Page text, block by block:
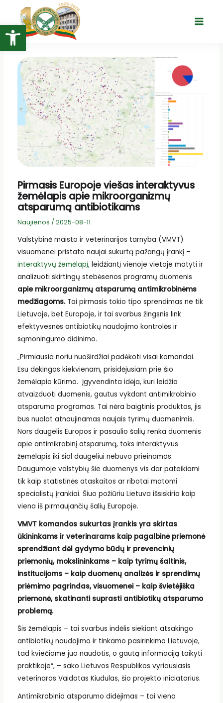
Open toolbar
turinio
Main
Pirmasis Europoje viešas interaktyvus
žemėlapis apie mikroorganizmų
atsparumą antibiotikams
Naujienos / 2025-08-11
Valstybinė maisto ir veterinarijos tarnyba (VMVT)
visuomenei pristato naujai sukurtą pažangų įrankį –
interaktyvų žemėlapį,leidžiantį vienoje vietoje matyti ir
analizuoti skirtingų stebėsenos programų duomenis
apie mikroorganizmų atsparumą antimikrobinėms
medžiagoms.Tai pirmasis tokio tipo sprendimas ne tik
Lietuvoje, bet Europoje, ir tai svarbus žingsnis link
efektyvesnės antibiotikų naudojimo kontrolės ir
sąmoningumo didinimo.
„Pirmiausia noriu nuoširdžiai padėkoti visai komandai.
Esu dėkingas kiekvienam, prisidėjusiam prie šio
žemėlapio kūrimo. Įgyvendinta idėja, kuri leidžia
atvaizduoti duomenis, gautus vykdant antimikrobinio
atsparumo programas. Tai nėra baigtinis produktas, jis
bus nuolat atnaujinamas naujais tyrimų duomenimis.
Nors daugelis Europos ir pasaulio šalių renka duomenis
apie antimikrobinį atsparumą, toks interaktyvus
žemėlapis iki šiol daugeliui nebuvo prieinamas.
Daugumoje valstybių šie duomenys vis dar pateikiami
tik kaip statistinės ataskaitos ar ribotai matomi
specialistų įrankiai. Šiuo požiūriu Lietuva išsiskiria kaip
viena iš pirmaujančių šalių Europoje.
VMVT komandos sukurtas įrankis yra skirtas
ūkininkams ir veterinarams kaip pagalbinė priemonė
sprendžiant dėl gydymo būdų ir prevencinių
priemonių, mokslininkams – kaip tyrimų šaltinis,
institucijoms – kaip duomenų analizės ir sprendimų
priėmimo pagrindas, visuomenei – kaip švietėjiška
priemonė, skatinanti suprasti antibiotikų atsparumo
problemą.
Šis žemėlapis – tai svarbus indėlis siekiant atsakingo
antibiotikų naudojimo ir tinkamo pasirinkimo Lietuvoje,
tad kviečiame juo naudotis, o gautą informaciją taikyti
praktikoje“, – sako Lietuvos Respublikos vyriausiasis
veterinaras Vaidotas Kiudulas, šio projekto iniciatorius.
Antimikrobinio atsparumo didėjimas – tai viena